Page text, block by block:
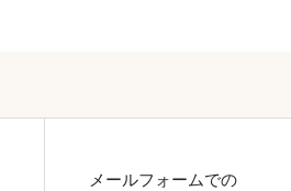
メールフォームでの